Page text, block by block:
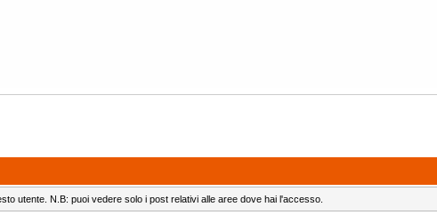
utente. N.B: puoi vedere solo i post relativi alle aree dove hai l'accesso.